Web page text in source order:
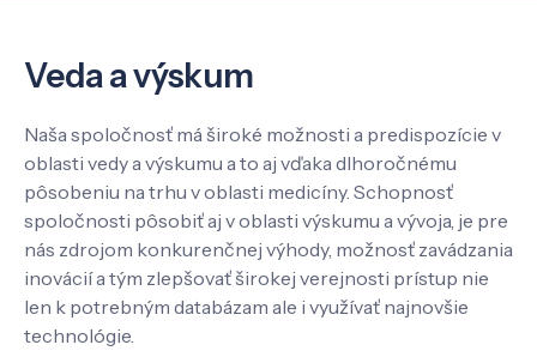
Veda a výskum
Naša spoločnosť má široké možnosti a predispozície v
oblasti vedy a výskumu a to aj vďaka dlhoročnému
pôsobeniu na trhu v oblasti medicíny. Schopnosť
spoločnosti pôsobiť aj v oblasti výskumu a vývoja, je pre
nás zdrojom konkurenčnej výhody, možnosť zavádzania
inovácií a tým zlepšovať širokej verejnosti prístup nie
len k potrebným databázam ale i využívať najnovšie
technológie.